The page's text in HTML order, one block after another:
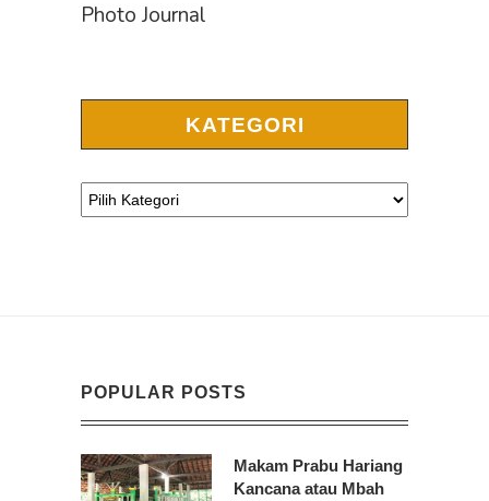
Photo Journal
KATEGORI
POPULAR POSTS
Makam Prabu Hariang
Kancana atau Mbah